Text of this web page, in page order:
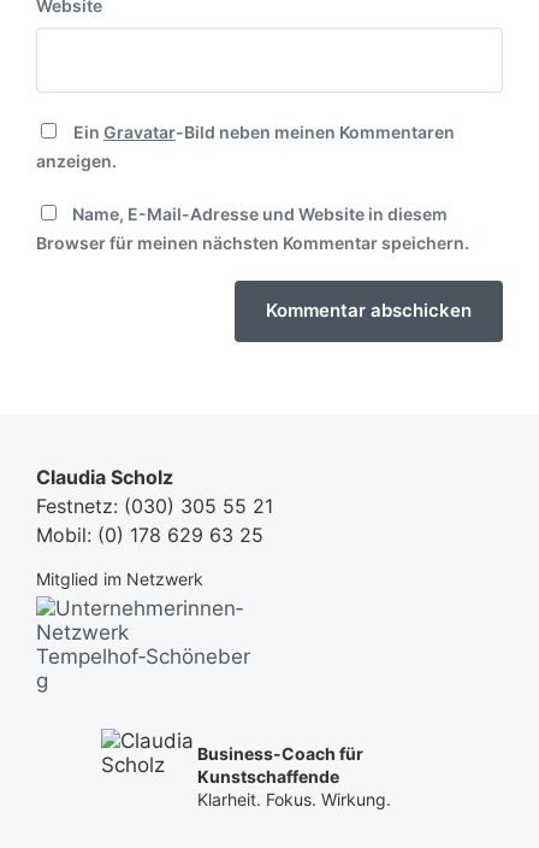
Website
Ein Gravatar-Bild neben meinen Kommentaren
anzeigen.
Name, E-Mail-Adresse und Website in diesem
Browser für meinen nächsten Kommentar speichern.
Claudia Scholz
Festnetz: (030) 305 55 21
Mobil: (0) 178 629 63 25
Mitglied im Netzwerk
Business-Coach für
Kunstschaffende
Klarheit. Fokus. Wirkung.